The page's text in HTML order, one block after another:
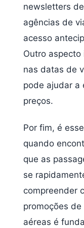
newsletters
agências de
acesso
Outro
nas datas de
pode ajudar a
preços.
Por fim, é
quando
que as
se
compreender
promoções
aéreas é